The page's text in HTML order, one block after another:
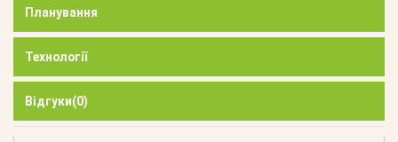
Планування
Технології
Відгуки(0)